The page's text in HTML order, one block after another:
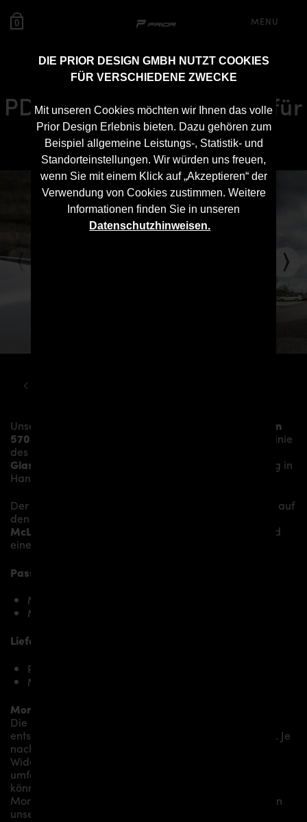
DIE PRIOR DESIGN GMBH NUTZT COOKIES
FÜR VERSCHIEDENE ZWECKE
Mit unseren Cookies möchten wir Ihnen das volle
Prior Design Erlebnis bieten. Dazu gehören zum
Beispiel allgemeine Leistungs-, Statistik- und
Standorteinstellungen. Wir würden uns freuen,
wenn Sie mit einem Klick auf „Akzeptieren“ der
Verwendung von Cookies zustimmen. Weitere
Informationen finden Sie in unseren
Datenschutzhinweisen.
0 MENU
PD1 Heckklappenspoiler für
McLaren 570S
Unser
McLaren
570S
mehr Dynamik und akzentuiert die sportliche Linie
des Fahrzeugs. Das Material besteht aus einem
Glasfaser- / Kunststoffverbund
und wird aufwändig in
Handarbeit laminiert und anschließend bearbeitet.
Der
sitzt auf
den originalen
McLaren 570S
somit den individuellen Charakter und
einen gewissen Hauch von Rennsport-Flair.
Passend bei folgenden McLaren 570S Modellen:
McLaren 570S
McLaren 570S Spider
Lieferumfang, Ausführung:
PD1 Heckklappenspoiler für McLaren 570S
Montagematerial (auf spezielle Anfrage)
Montage:
Die Montage empfehlen wir grundsätzlich durch
entsprechendes Fachpersonal durchführen zu lassen. Je
nach Aerodynamikpaket/
Widebodykit können kleine bis hin zu sehr
umfangreichen Montagearbeiten anfallen. Gerne
können wir Ihnen je nach Region eine professionelle
Montage in unserem Haus anbieten oder Sie an einen
unserer Vertriebs- und Montagepartner vermitteln.